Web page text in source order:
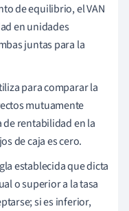
de equilibrio, el VAN
en unidades
juntas para la
para comparar la
mutuamente
rentabilidad en la
de caja es cero.
establecida que dicta
o superior a la tasa
si es inferior,